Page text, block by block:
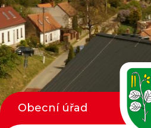
Obecní úřad